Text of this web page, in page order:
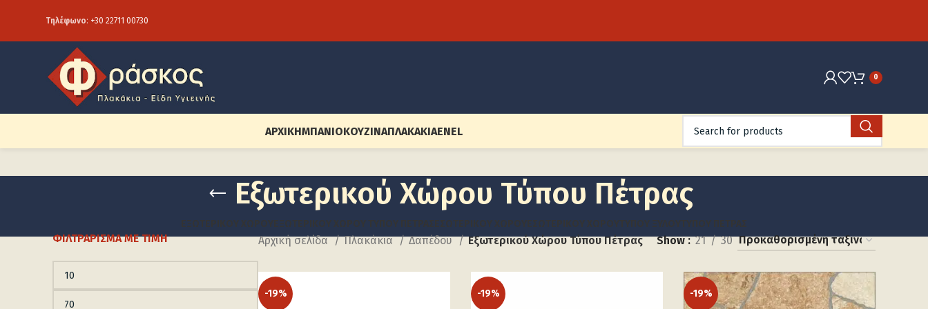
Τηλέφωνο: +30 22711 00730
0
ΑΡΧΙΚΉΜΠΆΝΙΟΚΟΥΖΊΝΑΠΛΑΚΆΚΙΑENEL
Εξωτερικού Χώρου Τύπου Πέτρας
ΕΞΩΤΕΡΙΚΟΎ ΧΏΡΟΥΕΞΩΤΕΡΙΚΟΎ ΧΏΡΟΥ ΤΎΠΟΥ ΠΈΤΡΑΣΕΣΩΤΕΡΙΚΟΎ ΧΏΡΟΥΕΣΩΤΕΡΙΚΟΎ ΧΏΡΟΥΤΎΠΟΥ ΞΎΛΟΥΤΎΠΟΥ ΠΈΤΡΑΣ
ΦΙΛΤΡΆΡΙΣΜΑ ΜΕ ΤΙΜΉ Αρχική σελίδα Πλακάκια Δαπέδου Εξωτερικού Χώρου Τύπου Πέτρας Show 21 30
-19% -19% -19%